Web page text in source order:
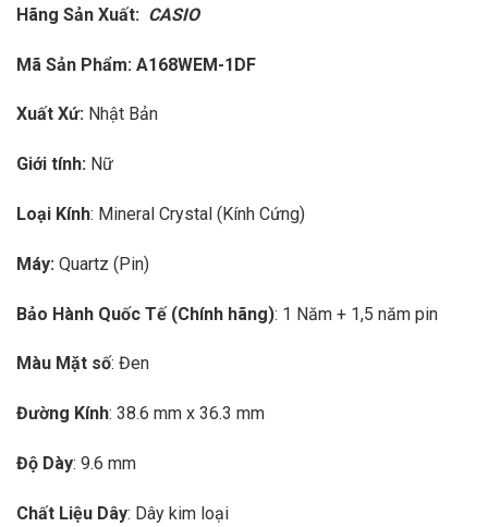
Hãng Sản Xuất: CASIO
Mã Sản Phẩm: A168WEM-1DF
Xuất Xứ: Nhật Bản
Giới tính: Nữ
Loại Kính: Mineral Crystal (Kính Cứng)
Máy: Quartz (Pin)
Bảo Hành Quốc Tế (Chính hãng): 1 Năm + 1,5 năm pin
Màu Mặt số: Đen
Đường Kính: 38.6 mm x 36.3 mm
Độ Dày: 9.6 mm
Chất Liệu Dây: Dây kim loại